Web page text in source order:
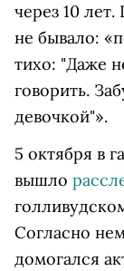
через 10
не бывало:
тихо: "Даже
говорить.
девочкой"».
5 октября в
вышло
Согласно
домогался